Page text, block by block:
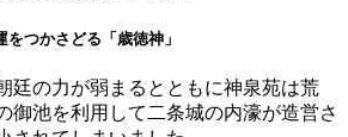
つかさどる「歳徳神」
廷の力が弱まるとともに神泉苑は荒
御池を利用して二条城の内濠が造営さ